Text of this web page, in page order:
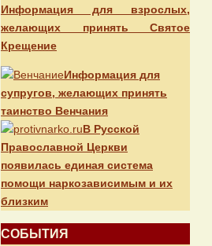
Информация для взрослых,
желающих принять Святое
Крещение
Информация для
супругов, желающих принять
таинство Венчания
В Русской
Православной Церкви
появилась единая система
помощи наркозависимым и их
близким
СОБЫТИЯ